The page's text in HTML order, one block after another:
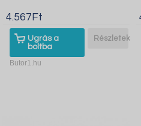
4.567Ft
Ugrás a
boltba
Részletek
Butor1.hu